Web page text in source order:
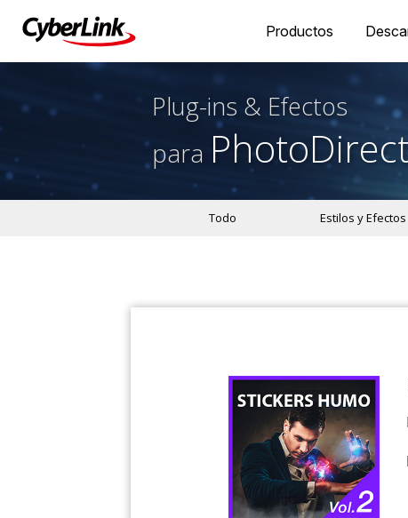
Productos
Plug-ins & Efectos
para
Todo Estilos y Efectos